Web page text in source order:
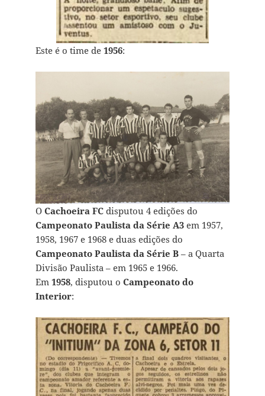
Este é o time de 1956:
O Cachoeira FCdisputou 4 edições do
Campeonato Paulista da Série A3em 1957,
1958, 1967 e 1968 e duas edições do
Campeonato Paulista da Série B– a Quarta
Divisão Paulista – em 1965 e 1966.
Em 1958, disputou o Campeonato do
Interior: